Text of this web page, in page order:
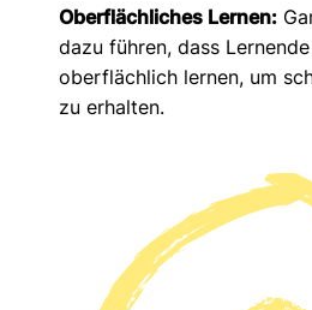
Oberflächliches Lernen:
dazu führen, dass
oberflächlich lernen, um
zu erhalten.